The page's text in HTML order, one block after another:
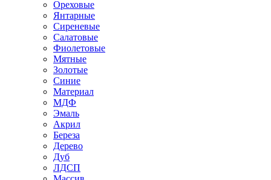
Ореховые
Янтарные
Сиреневые
Салатовые
Фиолетовые
Мятные
Золотые
Синие
Материал
МДФ
Эмаль
Акрил
Береза
Дерево
Дуб
ЛДСП